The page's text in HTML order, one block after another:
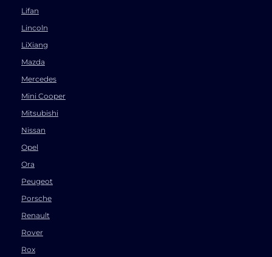
Lifan
Lincoln
LiXiang
Mazda
Mercedes
Mini Cooper
Mitsubishi
Nissan
Opel
Ora
Peugeot
Porsche
Renault
Rover
Rox